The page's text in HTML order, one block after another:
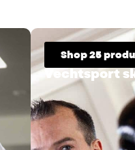
Shop 25
Vechtsport